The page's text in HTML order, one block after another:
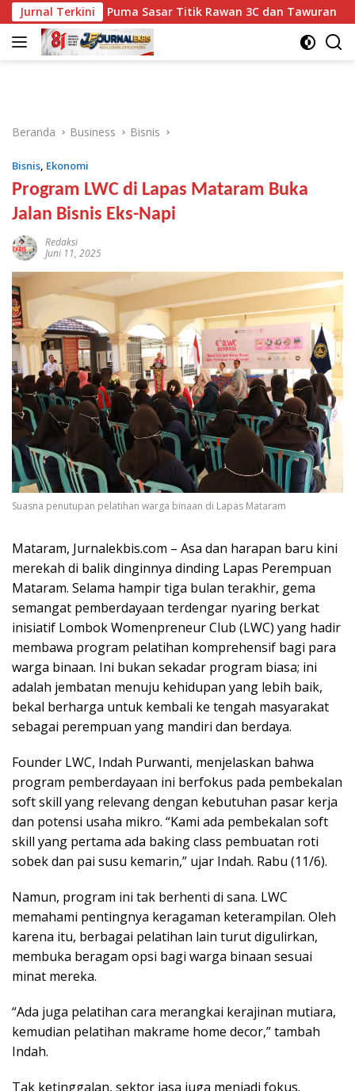
Langsung
ke
konten
Jurnal Terkini
Puma Sasar Titik Rawan 3C dan Tawuran Miq
Beranda Business Bisnis
Bisnis, Ekonomi
Program LWC di Lapas Mataram Buka
Jalan Bisnis Eks-Napi
Redaksi
Juni 11, 2025
Suasna penutupan pelatihan warga binaan di Lapas Mataram
Mataram, Jurnalekbis.com – Asa dan harapan baru kini
merekah di balik dinginnya dinding Lapas Perempuan
Mataram. Selama hampir tiga bulan terakhir, gema
semangat pemberdayaan terdengar nyaring berkat
inisiatif Lombok Womenpreneur Club (LWC) yang hadir
membawa program pelatihan komprehensif bagi para
warga binaan. Ini bukan sekadar program biasa; ini
adalah jembatan menuju kehidupan yang lebih baik,
bekal berharga untuk kembali ke tengah masyarakat
sebagai perempuan yang mandiri dan berdaya.
Founder LWC, Indah Purwanti, menjelaskan bahwa
program pemberdayaan ini berfokus pada pembekalan
soft skill yang relevang dengan kebutuhan pasar kerja
dan potensi usaha mikro. “Kami ada pembekalan soft
skill yang pertama ada baking class pembuatan roti
sobek dan pai susu kemarin,” ujar Indah. Rabu (11/6).
Namun, program ini tak berhenti di sana. LWC
memahami pentingnya keragaman keterampilan. Oleh
karena itu, berbagai pelatihan lain turut digulirkan,
membuka beragam opsi bagi warga binaan sesuai
minat mereka.
“Ada juga pelatihan cara merangkai kerajinan mutiara,
kemudian pelatihan makrame home decor,” tambah
Indah.
Tak ketinggalan, sektor jasa juga menjadi fokus.